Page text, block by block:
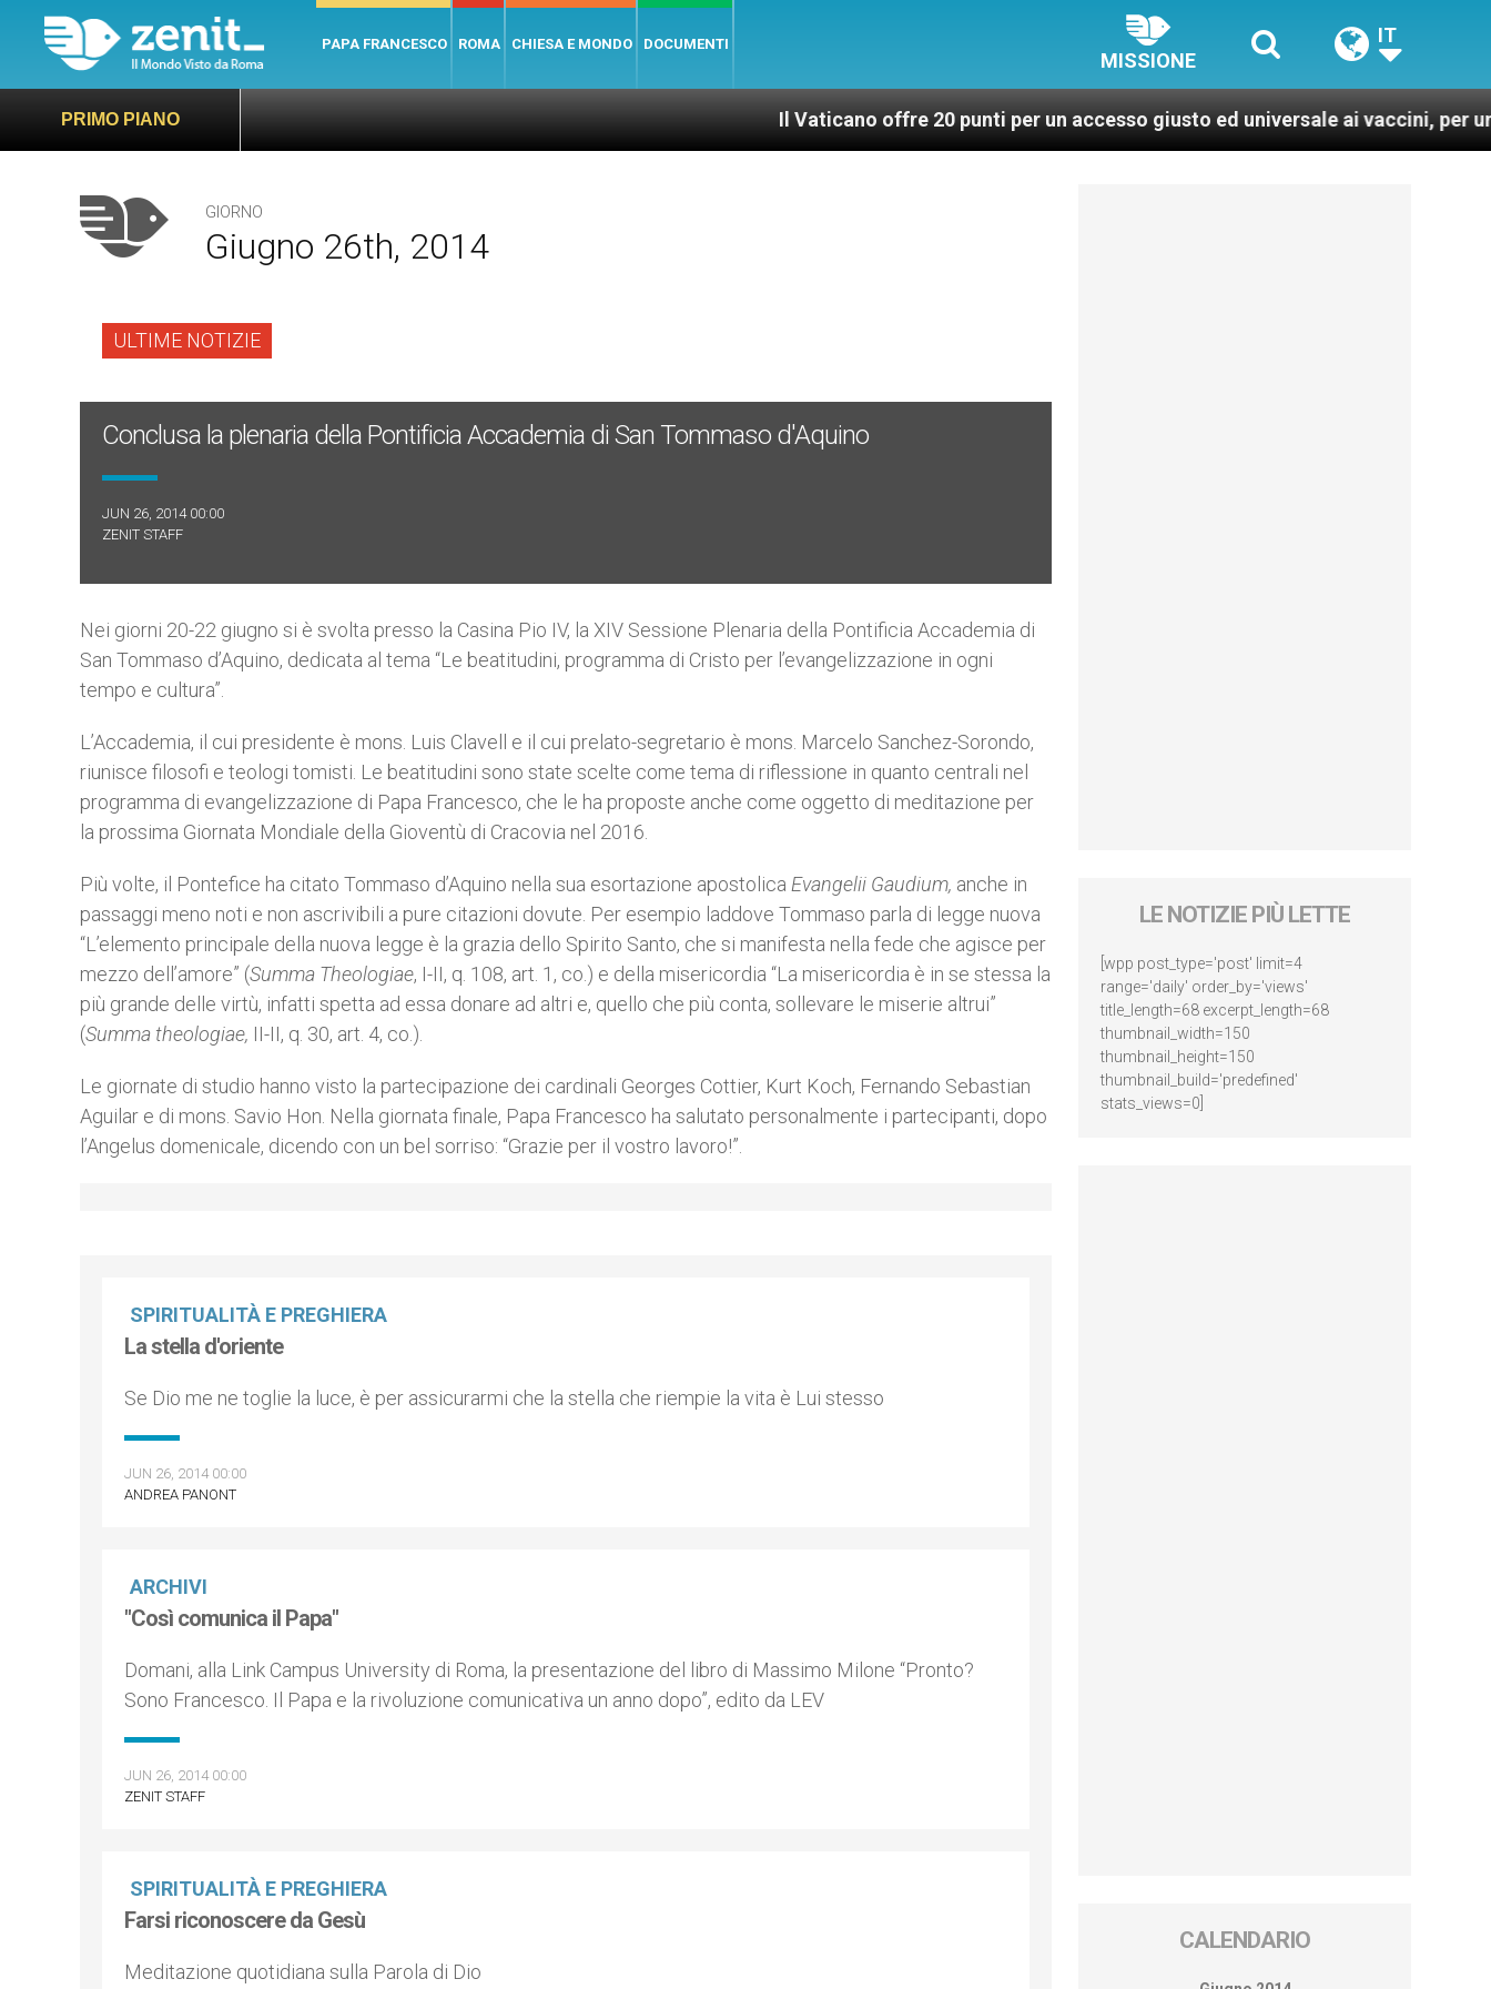
PAPA FRANCESCO ROMA CHIESA E MONDO DOCUMENTI
MISSIONE
IT
PRIMO PIANO Il Vaticano offre 20 punti per un accesso giusto ed universale ai vaccini, per un mondo
GIORNO
Giugno 26th, 2014
ULTIME NOTIZIE
Conclusa la plenaria della Pontificia Accademia di San Tommaso d'Aquino
JUN 26, 2014 00:00
ZENIT STAFF
Nei giorni 20-22 giugno si è svolta presso la Casina Pio IV, la XIV Sessione Plenaria della Pontificia Accademia di
San Tommaso d’Aquino, dedicata al tema “Le beatitudini, programma di Cristo per l’evangelizzazione in ogni
tempo e cultura”.
L’Accademia, il cui presidente è mons. Luis Clavell e il cui prelato-segretario è mons. Marcelo Sanchez-Sorondo,
riunisce filosofi e teologi tomisti. Le beatitudini sono state scelte come tema di riflessione in quanto centrali nel
programma di evangelizzazione di Papa Francesco, che le ha proposte anche come oggetto di meditazione per
la prossima Giornata Mondiale della Gioventù di Cracovia nel 2016.
Più volte, il Pontefice ha citato Tommaso d’Aquino nella sua esortazione apostolica Evangelii Gaudium, anche in
passaggi meno noti e non ascrivibili a pure citazioni dovute. Per esempio laddove Tommaso parla di legge nuova
“L’elemento principale della nuova legge è la grazia dello Spirito Santo, che si manifesta nella fede che agisce per
mezzo dell’amore” (Summa Theologiae, I-II, q. 108, art. 1, co.) e della misericordia “La misericordia è in se stessa la
più grande delle virtù, infatti spetta ad essa donare ad altri e, quello che più conta, sollevare le miserie altrui”
(Summa theologiae, II-II, q. 30, art. 4, co.).
Le giornate di studio hanno visto la partecipazione dei cardinali Georges Cottier, Kurt Koch, Fernando Sebastian
Aguilar e di mons. Savio Hon. Nella giornata finale, Papa Francesco ha salutato personalmente i partecipanti, dopo
l’Angelus domenicale, dicendo con un bel sorriso: “Grazie per il vostro lavoro!”.
SPIRITUALITÀ E PREGHIERA
La stella d'oriente
Se Dio me ne toglie la luce, è per assicurarmi che la stella che riempie la vita è Lui stesso
JUN 26, 2014 00:00
ANDREA PANONT
ARCHIVI
"Così comunica il Papa"
Domani, alla Link Campus University di Roma, la presentazione del libro di Massimo Milone “Pronto?
Sono Francesco. Il Papa e la rivoluzione comunicativa un anno dopo”, edito da LEV
JUN 26, 2014 00:00
ZENIT STAFF
SPIRITUALITÀ E PREGHIERA
Farsi riconoscere da Gesù
Meditazione quotidiana sulla Parola di Dio
LE NOTIZIE PIÙ LETTE
[wpp post_type='post' limit=4
range='daily' order_by='views'
title_length=68 excerpt_length=68
thumbnail_width=150
thumbnail_height=150
thumbnail_build='predefined'
stats_views=0]
CALENDARIO